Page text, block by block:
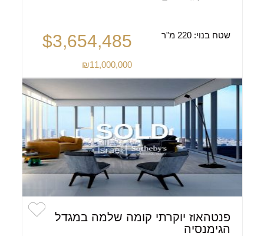
שטח בנוי:220 מ"ר $3,654,485
₪11,000,000
פנטהאוז יוקרתי קומה שלמה במגדל
הגימנסיה